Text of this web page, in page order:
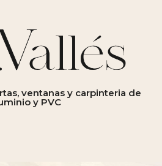
ventanas y carpinteria de
y PVC